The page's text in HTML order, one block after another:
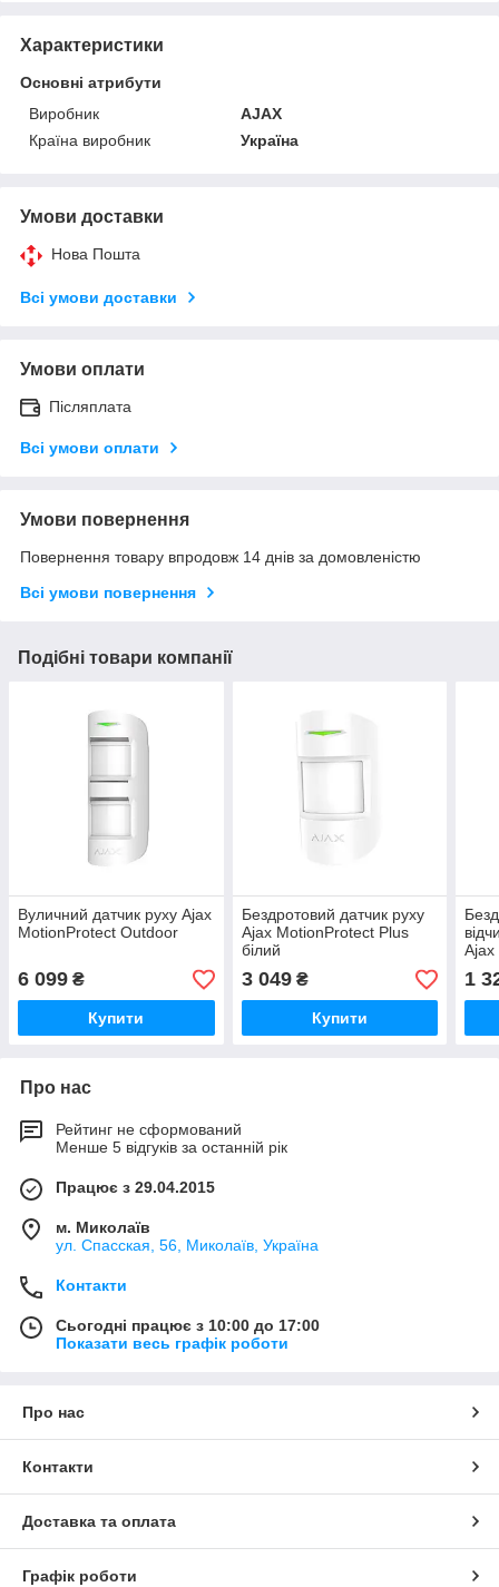
Характеристики
Основні атрибути
Виробник
AJAX
Країна виробник
Україна
Умови доставки
Нова Пошта
Всі умови доставки
Умови оплати
Післяплата
Всі умови оплати
Умови повернення
Повернення товару впродовж 14 днів за домовленістю
Всі умови повернення
Подібні товари компанії
Вуличний датчик руху Ajax
MotionProtect Outdoor
6 099 ₴
Купити
Бездротовий датчик руху
Ajax MotionProtect Plus
білий
3 049₴
Купити
Ajax
1
Про нас
Рейтинг не сформований
Менше 5 відгуків за останній рік
Працює з 29.04.2015
м. Миколаїв
ул. Спасская, 56, Миколаїв, Україна
Контакти
Сьогодні працює з 10:00 до 17:00
Показати весь графік роботи
Про нас
Контакти
Доставка та оплата
Графік роботи